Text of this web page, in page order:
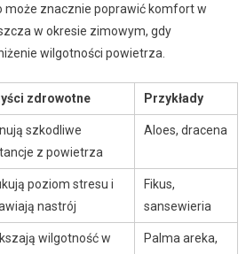
może znacznie poprawić komfort w
w okresie zimowym, gdy
wilgotności powietrza.
zdrowotne Przykłady
szkodliwe
z powietrza
Aloes, dracena
poziom stresu i
nastrój
Fikus,
sansewieria
wilgotność w
Palma areka,